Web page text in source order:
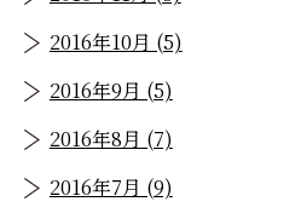
2016年10月 (5)
2016年9月 (5)
2016年8月 (7)
2016年7月 (9)